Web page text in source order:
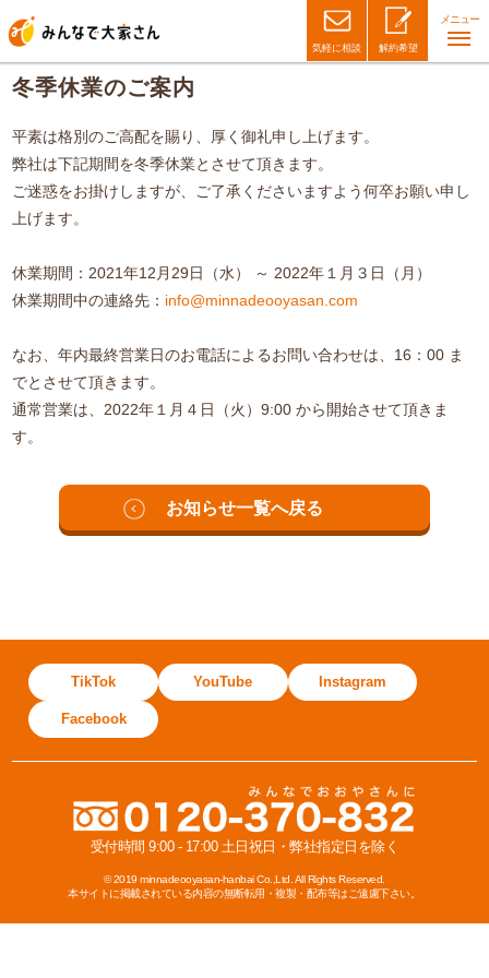
気軽に相談 解約希望
メニュー
冬季休業のご案内
平素は格別のご高配を賜り、厚く御礼申し上げます。
弊社は下記期間を冬季休業とさせて頂きます。
ご迷惑をお掛けしますが、ご了承くださいますよう何卒お願い申し
上げます。
休業期間：2021年12月29日（水） ～ 2022年１月３日（月）
休業期間中の連絡先： info@minnadeooyasan.com
なお、年内最終営業日のお電話によるお問い合わせは、16：00 ま
でとさせて頂きます。
通常営業は、2022年１月４日（火）9:00 から開始させて頂きま
す。
お知らせ一覧へ戻る
TikTok YouTube Instagram
Facebook
受付時間 9:00 - 17:00 土日祝日・弊社指定日を除く
© 2019 minnadeooyasan-hanbai Co.,Ltd. All Rights Reserved.
本サイトに掲載されている内容の無断転用・複製・配布等はご遠慮下さい。